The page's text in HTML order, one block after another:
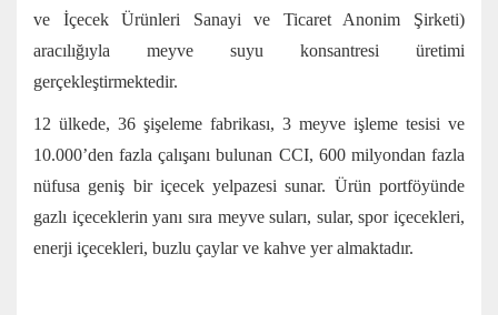
ve İçecek Ürünleri Sanayi ve Ticaret Anonim Şirketi)
aracılığıyla meyve suyu konsantresi üretimi
gerçekleştirmektedir.
12 ülkede, 36 şişeleme fabrikası, 3 meyve işleme tesisi ve
10.000’den fazla çalışanı bulunan CCI, 600 milyondan fazla
nüfusa geniş bir içecek yelpazesi sunar. Ürün portföyünde
gazlı içeceklerin yanı sıra meyve suları, sular, spor içecekleri,
enerji içecekleri, buzlu çaylar ve kahve yer almaktadır.